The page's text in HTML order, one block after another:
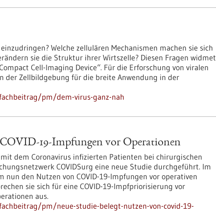
Welche zellulären Mechanismen machen sie sich
sie die Struktur ihrer Wirtszelle? Diesen Fragen widmet
Cell-Imaging Device“. Für die Erforschung von viralen
der Zellbildgebung für die breite Anwendung in der
pm/dem-virus-ganz-nah
19-Impfungen vor Operationen
dem Coronavirus infizierten Patienten bei chirurgischen
COVIDSurg eine neue Studie durchgeführt. Im
nun den Nutzen von COVID-19-Impfungen vor operativen
sie sich für eine COVID-19-Impfpriorisierung vor
aus.
pm/neue-studie-belegt-nutzen-von-covid-19-